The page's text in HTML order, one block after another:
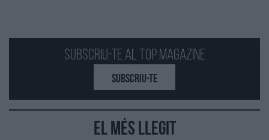
Subscriu-te al Top Magazine
SUBSCRIU-TE
El més llegit